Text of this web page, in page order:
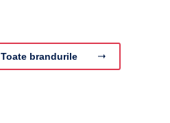
Toate brandurile